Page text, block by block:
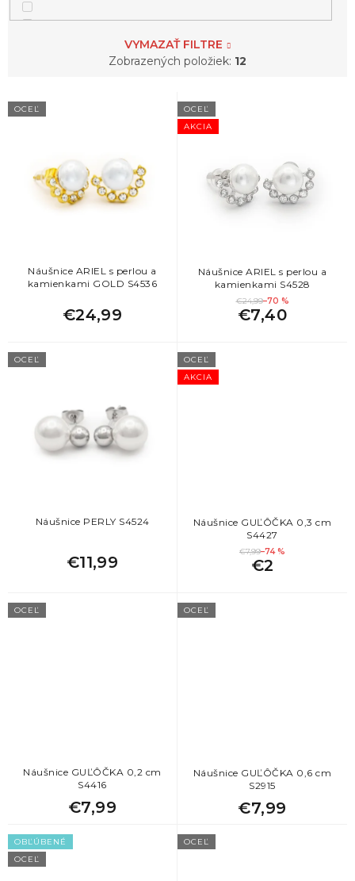
8
štvorlístok
VYMAZAŤ FILTRE
Zobrazených položiek: 12
V
ýOCEĽ
Náušnice ARIEL s perlou a
kamienkami GOLD S4536
€24,99
AKCIA
OCEĽ
Náušnice ARIEL s perlou a
kamienkami S4528
€24,99–70 %
€7,40
OCEĽ
Náušnice PERLY S4524
€11,99
AKCIA
OCEĽ
Náušnice GUĽÔČKA 0,3 cm
S4427
€7,99–74 %
€2
OCEĽ
Náušnice GUĽÔČKA 0,2 cm
S4416
€7,99
OCEĽ
Náušnice GUĽÔČKA 0,6 cm
S2915
€7,99
OBĽÚBENÉ
OCEĽ
OCEĽ